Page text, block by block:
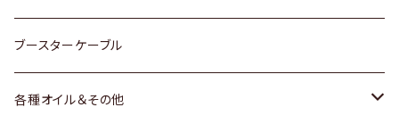
レクサス
スバル
マツダ
三菱
スバル
ダイハツ
マツダ
ダイハツ
マツダ
トヨタ
ホンダ
ブースターケーブル
各種オイル＆その他